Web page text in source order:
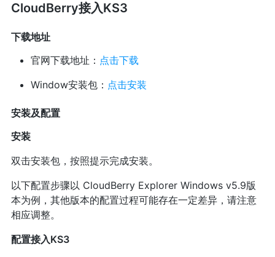
CloudBerry接入KS3
下载地址
官网下载地址： 点击下载
Window安装包： 点击安装
安装及配置
安装
双击安装包，按照提示完成安装。
以下配置步骤以 CloudBerry Explorer Windows v5.9版
本为例，其他版本的配置过程可能存在一定差异，请注意
相应调整。
配置接入KS3